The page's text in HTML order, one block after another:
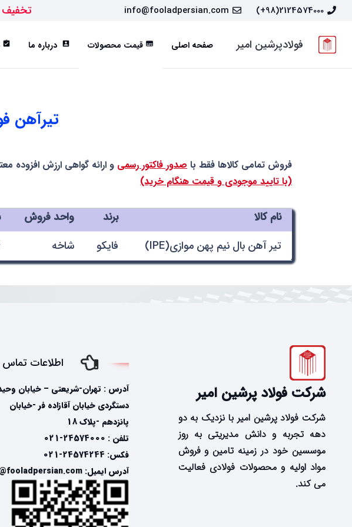
2124574000(98+)
info@fooladpersian.com
فولادپرشین امیر صفحه اصلی subtitles قیمت محصولات account_box درباره ما assignment_turned_in
تیرآهن
فروش تمامی کالاها فقط با صدور فاکتور رسمی و ارائه گواهی ارزش افزوده
(با تایید موجودی و قیمت هنگام خرید)
نام کالا برند واحد فروش
تیر آهن بال نیم پهن موازی(IPE)
فایکو شاخه
شرکت فولاد پرشین امیر
شرکت فولاد پرشین امیر با نزدیک به دو
دهه تجربه و دانش مدیریتی به روز
موسسین خود در زمینه تامین و فروش
مواد اولیه و محصولات فولادی فعالیت
می کند.
اطلاعات تماس
آدرس : تهران-شریعتی – خیابان
دستگردی خیابان آقازاده فر -خیابان
پانزدهم -پلاک 18
تلفن : 24574000-021
فکس: 24574244-021
آدرس ایمیل: info@fooladpersian.com